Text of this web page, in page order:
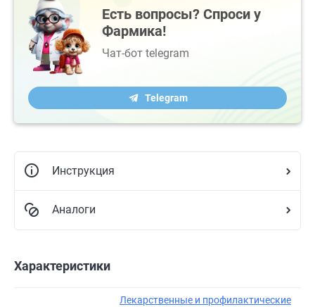
Есть вопросы? Спроси у
Фармика!
Чат-бот telegram
Telegram
Инструкция
Аналоги
Характеристики
Лекарственные и профилактические